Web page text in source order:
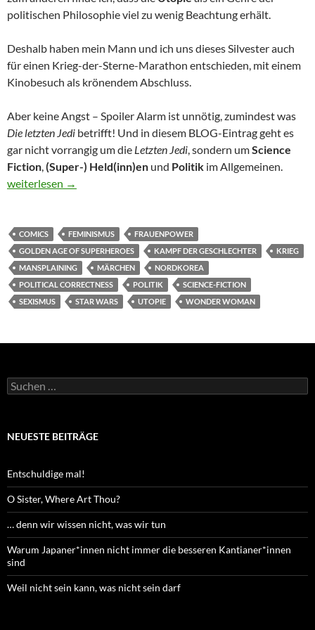
politischen Philosophie viel zu wenig Beachtung erhält.
Deshalb haben mein Mann und ich uns dieses Silvester auch
für einen Krieg-der-Sterne-Marathon entschieden, mit einem
Kinobesuch als krönendem Abschluss.
Aber keine Angst – Spoiler Alarm ist unnötig, zumindest was
Die letzten Jedi betrifft! Und in diesem BLOG-Eintrag geht es
gar nicht vorrangig um die Letzten Jedi, sondern umScience
Fiction,(Super-) Held(inn)en und Politik im Allgemeinen.
Krieg (der Sterne)
weiterlesen →
COMICS FEMINISMUS
FRAUENPOWER
GOLDEN AGE OF SUPERHEROES
KAMPF DER GESCHLECHTER
KRIEG
MANSPLAINING
MÄRCHEN
NORDKOREA
POLITICAL CORRECTNESS
POLITIK
SCIENCE-FICTION
SEXISMUS
STAR WARS UTOPIE WONDER WOMAN
Suchen
nach:
NEUESTE BEITRÄGE
Entschuldige mal!
O Sister, Where Art Thou?
… denn wir wissen nicht, was wir tun
Warum Japaner*innen nicht immer die besseren Kantianer*innen
sind
Weil nicht sein kann, was nicht sein darf